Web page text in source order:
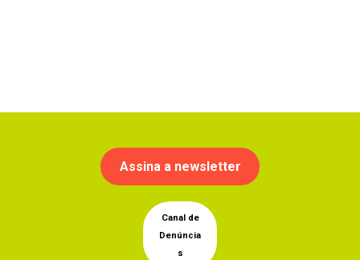
Assina a newsletter
Canal de
Denúncia
s